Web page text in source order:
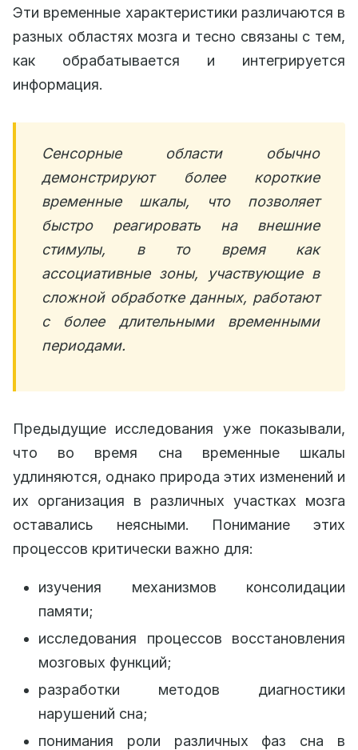
Эти временные характеристики различаются в
разных областях мозга и тесно связаны с тем,
как обрабатывается и интегрируется
информация.
Сенсорные области обычно
демонстрируют более короткие
временные шкалы, что позволяет
быстро реагировать на внешние
стимулы, в то время как
ассоциативные зоны, участвующие в
сложной обработке данных, работают
с более длительными временными
периодами.
Предыдущие исследования уже показывали,
что во время сна временные шкалы
удлиняются, однако природа этих изменений и
их организация в различных участках мозга
оставались неясными. Понимание этих
процессов критически важно для:
изучения механизмов консолидации
памяти;
исследования процессов восстановления
мозговых функций;
разработки методов диагностики
нарушений сна;
понимания роли различных фаз сна в